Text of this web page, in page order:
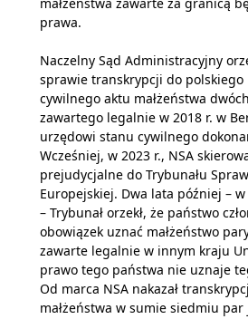
prawa.
Naczelny Sąd Administracyjny
sprawie transkrypcji do
cywilnego aktu małżeństwa
zawartego legalnie w 2018 r. w
urzędowi stanu cywilnego
Wcześniej, w 2023 r., NSA
prejudycjalne do Trybunału
Europejskiej. Dwa lata później –
– Trybunał orzekł, że państwo
obowiązek uznać małżeństwo
zawarte legalnie w innym kraju
prawo tego państwa nie uznaje
Od marca NSA nakazał
małżeństwa w sumie siedmiu par